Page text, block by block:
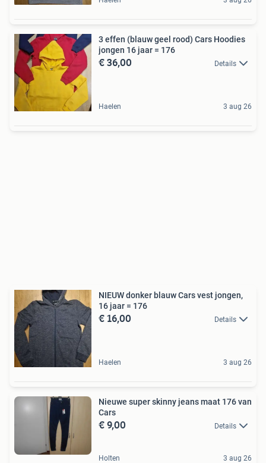
3 effen (blauw geel rood) Cars Hoodies
jongen 16 jaar = 176
€ 36,00 Details
Haelen 3 aug 26
NIEUW donker blauw Cars vest jongen,
16 jaar = 176
€ 16,00 Details
Haelen 3 aug 26
Nieuwe super skinny jeans maat 176 van
Cars
€ 9,00 Details
Holten 3 aug 26